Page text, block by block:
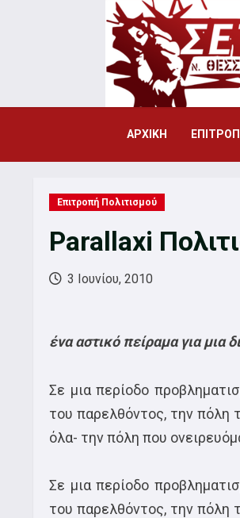
ΑΡΧΙΚΗ
Επιτροπή Πολιτισμού
Parallaxi
3 Ιουνίου, 2010
ένα αστικό πείραμα για μια
Σε μια περίοδο
του παρελθόντος, την πόλη
όλα- την πόλη που
Σε μια περίοδο
του παρελθόντος, την πόλη